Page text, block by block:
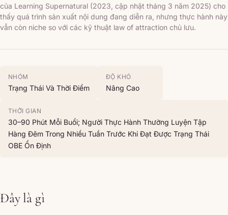
của Learning Supernatural (2023, cập nhật tháng 3 năm 2025) cho
thấy quá trình sản xuất nội dung đang diễn ra, nhưng thực hành này
vẫn còn niche so với các kỹ thuật law of attraction chủ lưu.
NHÓM
Trạng Thái Và Thời Điểm
ĐỘ KHÓ
Nâng Cao
THỜI GIAN
30–90 Phút Mỗi Buổi; Người Thực Hành Thường Luyện Tập
Hàng Đêm Trong Nhiều Tuần Trước Khi Đạt Được Trạng Thái
OBE Ổn Định
Đây là gì